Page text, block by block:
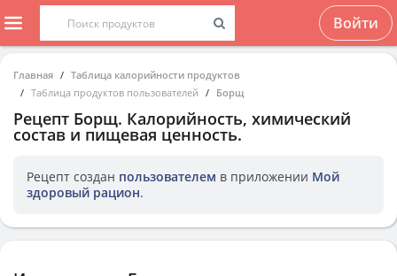
Войти
Главная
Таблица калорийности продуктов
Таблица продуктов пользователей
Борщ
Рецепт Борщ. Калорийность, химический
состав и пищевая ценность.
Рецепт создан пользователем в приложении Мой
здоровый рацион.